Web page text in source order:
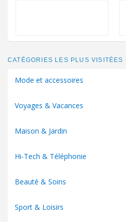
CATÉGORIES LES PLUS VISITÉES
Mode et accessoires
Voyages & Vacances
Maison & Jardin
Hi-Tech & Téléphonie
Beauté & Soins
Sport & Loisirs